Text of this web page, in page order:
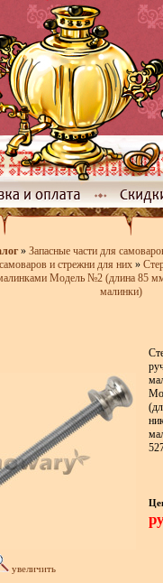
» Запасные части для
самоваров и стрежни для них »
Модель №2 (длина 85
малинки)
увеличить